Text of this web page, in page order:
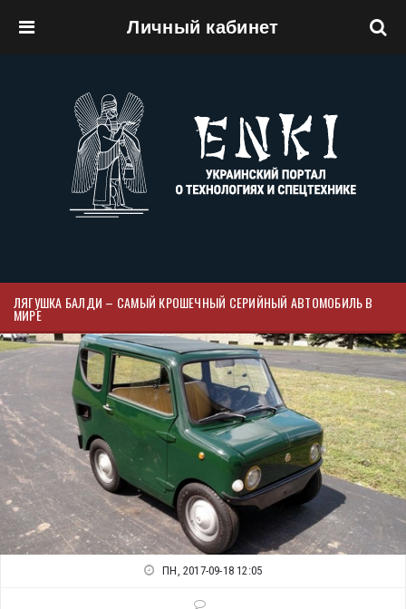
Личный кабинет
ЛЯГУШКА БАЛДИ – САМЫЙ КРОШЕЧНЫЙ СЕРИЙНЫЙ АВТОМОБИЛЬ В
МИРЕ
ПН, 2017-09-18 12:05